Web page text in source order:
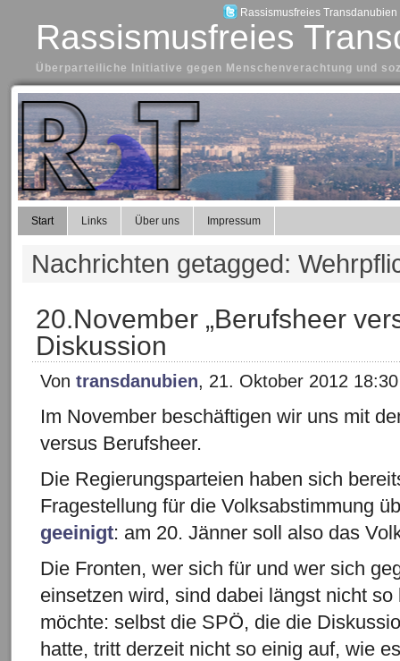
Rassismusfreies Transdanubien
Rassismusfreies
Überparteiliche Initiative gegen Menschenverachtung und
Start Links Über uns Impressum
Nachrichten getagged:
20.November „Berufsheer
Diskussion
Von transdanubien, 21. Oktober 2012 18:30
Im November beschäftigen wir uns mit
versus Berufsheer.
Die Regierungsparteien haben sich
Fragestellung für die Volksabstimmung
geeinigt: am 20. Jänner soll also das
Die Fronten, wer sich für und wer sich
einsetzen wird, sind dabei längst nicht
möchte: selbst die SPÖ, die die
hatte, tritt derzeit nicht so einig auf, wie